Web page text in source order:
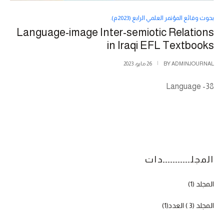
المجلـــــــــــدات
المجلد (1)
المجلد (3 ) العدد(1)
بحوث وقائع المؤتمر العلمي الرابع (2023م).
Language-image Inter-semiotic Relations
in Iraqi EFL Textbooks
BYADMINJOURNAL 26 مايو، 2023
38- Language